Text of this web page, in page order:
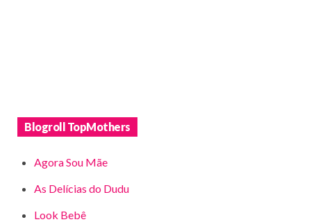
Blogroll TopMothers
Agora Sou Mãe
As Delícias do Dudu
Look Bebê